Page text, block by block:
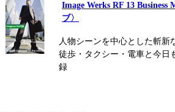
Image Werks RF 13
ブ〉
人物シーンを中心とした斬新
徒歩・タクシー・電車と今日
録